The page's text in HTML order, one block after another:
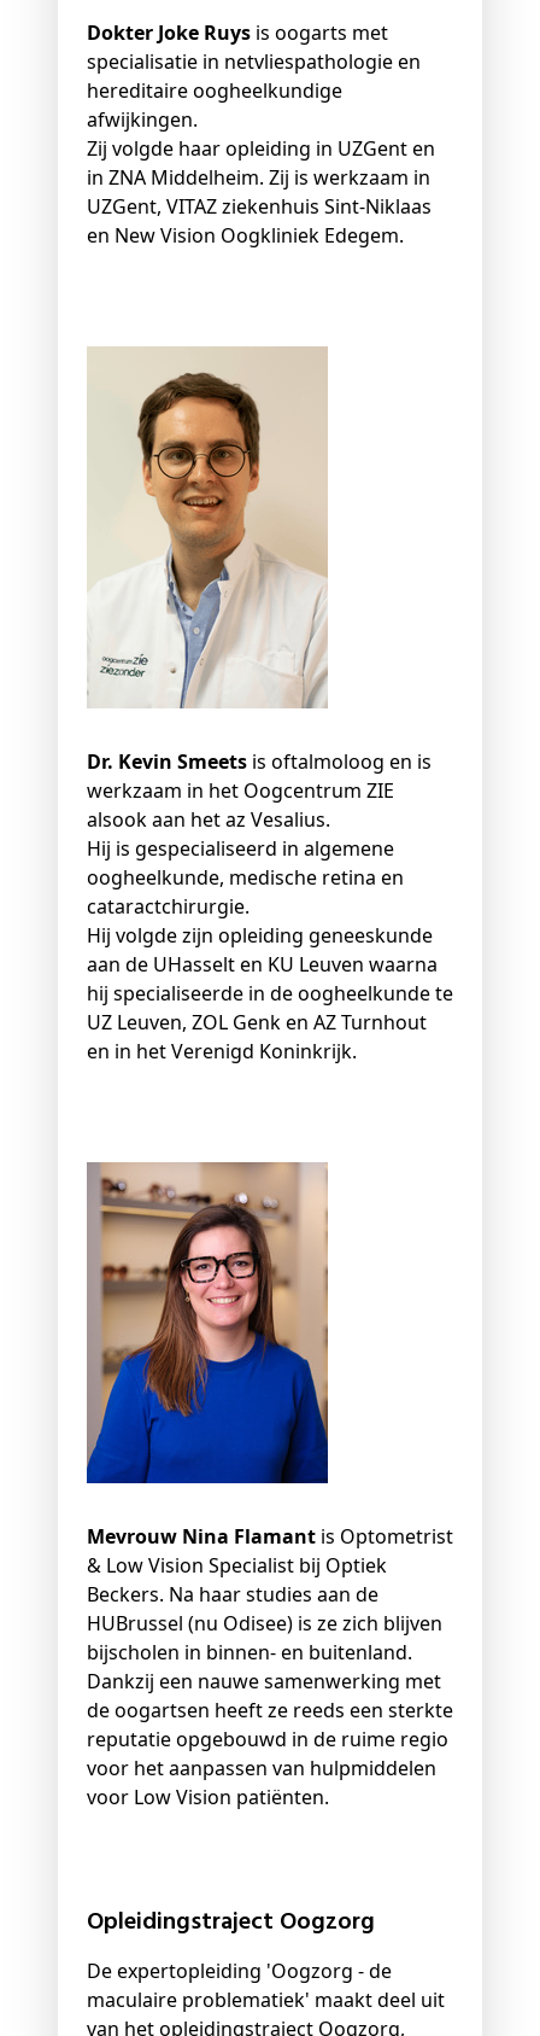
Dokter Joke Ruys is oogarts met
specialisatie in netvliespathologie en
hereditaire oogheelkundige
afwijkingen.
Zij volgde haar opleiding in UZGent en
in ZNA Middelheim. Zij is werkzaam in
UZGent, VITAZ ziekenhuis Sint-Niklaas
en New Vision Oogkliniek Edegem.
Dr. Kevin Smeets is oftalmoloog en is
werkzaam in het Oogcentrum ZIE
alsook aan het az Vesalius.
Hij is gespecialiseerd in algemene
oogheelkunde, medische retina en
cataractchirurgie.
Hij volgde zijn opleiding geneeskunde
aan de UHasselt en KU Leuven waarna
hij specialiseerde in de oogheelkunde te
UZ Leuven, ZOL Genk en AZ Turnhout
en in het Verenigd Koninkrijk.
Mevrouw Nina Flamant is Optometrist
& Low Vision Specialist bij Optiek
Beckers. Na haar studies aan de
HUBrussel (nu Odisee) is ze zich blijven
bijscholen in binnen- en buitenland.
Dankzij een nauwe samenwerking met
de oogartsen heeft ze reeds een sterkte
reputatie opgebouwd in de ruime regio
voor het aanpassen van hulpmiddelen
voor Low Vision patiënten.
Opleidingstraject Oogzorg
De expertopleiding 'Oogzorg - de
maculaire problematiek' maakt deel uit
van het opleidingstraject Oogzorg,